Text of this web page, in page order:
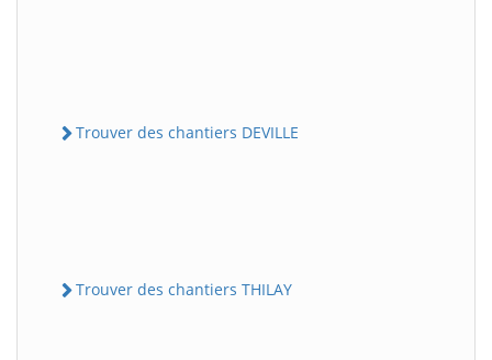
Trouver des chantiers DEVILLE
Trouver des chantiers THILAY